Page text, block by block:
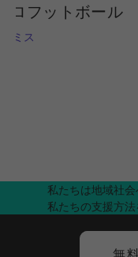
ロフットボール
ミス
私たちは地域社会
私たちの支援方法
無